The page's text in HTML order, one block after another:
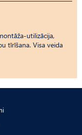
utilizācija,
tīrīšana. Visa veida